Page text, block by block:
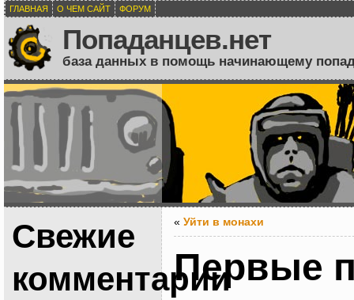
ГЛАВНАЯ О ЧЕМ САЙТ ФОРУМ
Попаданцев.нет
база данных в помощь начинающему
Свежие
комментарии
« Уйти в монахи
Первые